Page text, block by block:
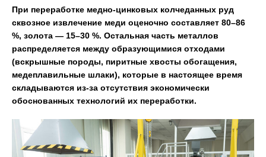
При переработке медно-цинковых колчеданных руд
сквозное извлечение меди оценочно составляет 80–86
%, золота — 15–30 %. Остальная часть металлов
распределяется между образующимися отходами
(вскрышные породы, пиритные хвосты обогащения,
медеплавильные шлаки), которые в настоящее время
складываются из-за отсутствия экономически
обоснованных технологий их переработки.